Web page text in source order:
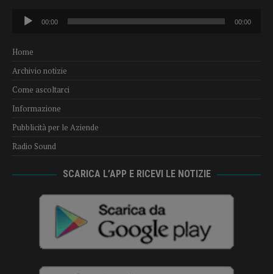
Audio
Player
00:00 00:00
Home
Archivio notizie
Come ascoltarci
Informazione
Pubblicità per le Aziende
Radio Sound
SCARICA L’APP E RICEVI LE NOTIZIE